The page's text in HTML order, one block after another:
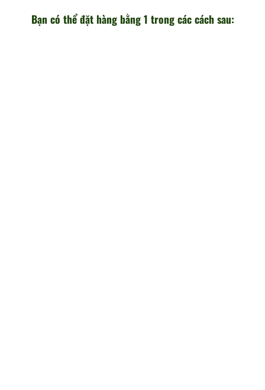
Bạn có thể đặt hàng bằng 1 trong các cách sau: